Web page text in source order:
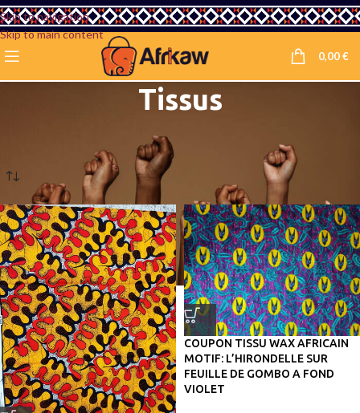
Skip to navigation
Skip to main content
0,00€
Tissus
Affichage de 1–12 sur 148 résultats
COUPON TISSU WAX AFRICAIN
MOTIF: L’HIRONDELLE SUR
FEUILLE DE GOMBO A FOND
VIOLET